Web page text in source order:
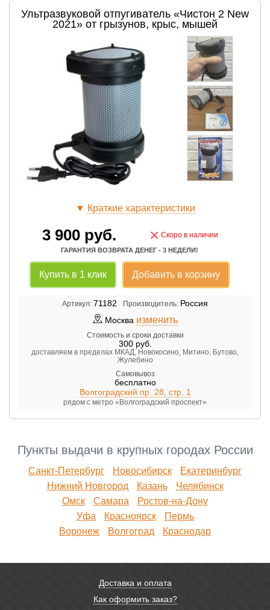
Ультразвуковой отпугиватель «Чистон 2 New
2021» от грызунов, крыс, мышей
▼ Краткие характеристики
3 900руб. × Скоро в наличии
ГАРАНТИЯ ВОЗВРАТА ДЕНЕГ - 3 НЕДЕЛИ!
Купить в 1 клик Добавить в корзину
Артикул: 71182 Производитель: Россия
Москва изменить
Стоимость и сроки доставки
300руб.
доставляем в пределах МКАД, Новокосино, Митино, Бутово,
Жулебино
Самовывоз
бесплатно
Волгоградский пр. 28, стр. 1
рядом с метро «Волгоградский проспект»
Пункты выдачи в крупных городах России
Санкт-Петербург Новосибирск
Екатеринбург
Нижний Новгород
Казань
Челябинск
Омск
Самара
Ростов-на-Дону
Уфа
Красноярск
Пермь
Воронеж
Волгоград Краснодар
Доставка и оплата
Как оформить заказ?